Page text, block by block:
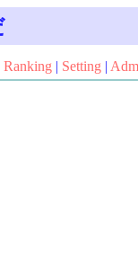
Ranking | Setting |